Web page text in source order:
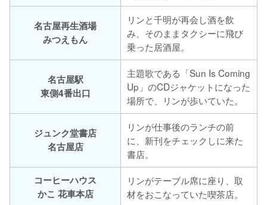
名古屋再生酒場
みつえもん
リンと千明が再会し酒を飲
み、そのままタクシーに飛び
乗った居酒屋。
名古屋駅
東側4番出口
主題歌である「Sun Is Coming
Up」のCDジャケットになった
場所で、リンが歩いていた。
ジュンク堂書店
名古屋店
リンが仕事後のランチの前
に、新刊をチェックしに来た
書店。
コーヒーハウス
かこ 花車本店
リンがテーブル席に座り、取
材をおこなっていた喫茶店。